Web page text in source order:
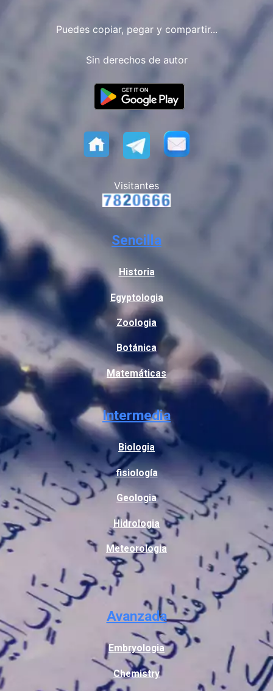
Puedes copiar, pegar y compartir...
Sin derechos de autor
Visitantes
Sencilla
Historia
Egyptologia
Zoologia
Botánica
Matemáticas
Intermedia
Biologia
fisiología
Geologia
Hidrologia
Meteorologia
Avanzada
Embryologia
Chemistry